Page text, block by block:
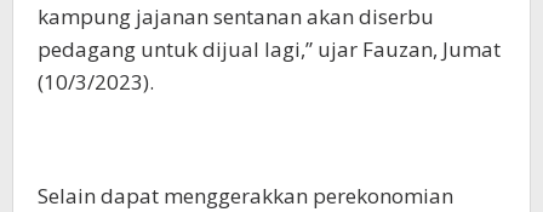
kampung jajanan sentanan akan diserbu
pedagang untuk dijual lagi,” ujar Fauzan, Jumat
(10/3/2023).
Selain dapat menggerakkan perekonomian